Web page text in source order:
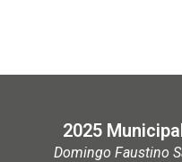
2025
Domingo Faustino